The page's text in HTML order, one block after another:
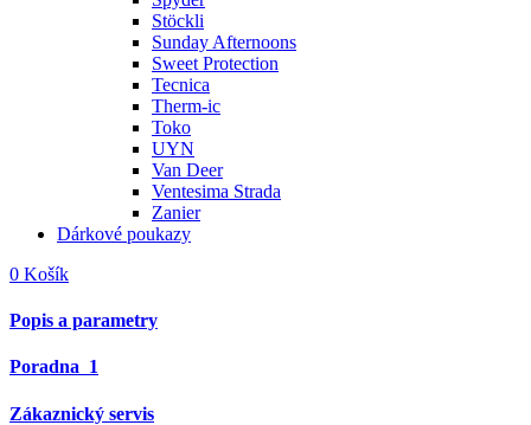
Stöckli
Sunday Afternoons
Sweet Protection
Tecnica
Therm-ic
Toko
UYN
Van Deer
Ventesima Strada
Zanier
Dárkové poukazy
0 Košík
Popis a parametry
Poradna 1
Zákaznický servis